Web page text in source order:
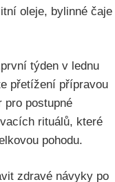
oleje, bylinné čaje
týden v lednu
přetížení přípravou
postupné
rituálů, které
pohodu.